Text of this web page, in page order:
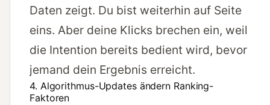
Daten zeigt. Du bist weiterhin auf Seite
eins. Aber deine Klicks brechen ein, weil
die Intention bereits bedient wird, bevor
jemand dein Ergebnis erreicht.
4. Algorithmus-Updates ändern Ranking-
Faktoren